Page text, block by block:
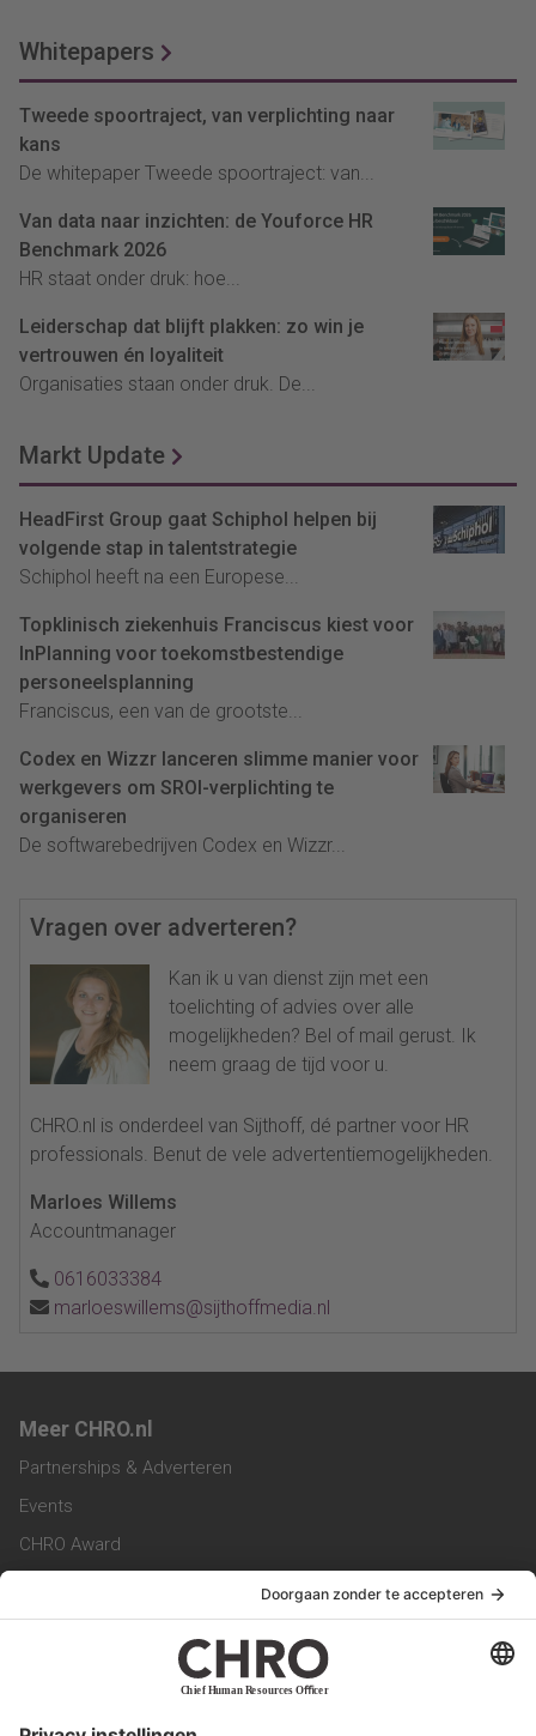
Whitepapers
Tweede spoortraject, van verplichting naar
kans
De whitepaper Tweede spoortraject: van...
Van data naar inzichten: de Youforce HR
Benchmark 2026
HR staat onder druk: hoe...
Leiderschap dat blijft plakken: zo win je
vertrouwen én loyaliteit
Organisaties staan onder druk. De...
Markt Update
HeadFirst Group gaat Schiphol helpen bij
volgende stap in talentstrategie
Schiphol heeft na een Europese...
Topklinisch ziekenhuis Franciscus kiest voor
InPlanning voor toekomstbestendige
personeelsplanning
Franciscus, een van de grootste...
Codex en Wizzr lanceren slimme manier voor
werkgevers om SROI-verplichting te
organiseren
De softwarebedrijven Codex en Wizzr...
Vragen over adverteren?
Kan ik u van dienst zijn met een
toelichting of advies over alle
mogelijkheden? Bel of mail gerust. Ik
neem graag de tijd voor u.
CHRO.nl is onderdeel van Sijthoff, dé partner voor HR
professionals. Benut de vele advertentiemogelijkheden.
Marloes Willems
Accountmanager
0616033384
marloeswillems@sijthoffmedia.nl
Meer CHRO.nl
Partnerships & Adverteren
Events
CHRO Award
CHRO Magazine
Service & Contact